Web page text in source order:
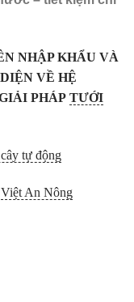
NHẬP KHẨU VÀ
VỀ HỆ
PHÁP TƯỚI
tự động
Việt An Nông